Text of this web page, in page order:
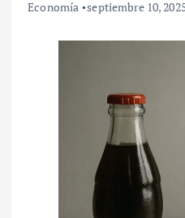
Economía septiembre 10,